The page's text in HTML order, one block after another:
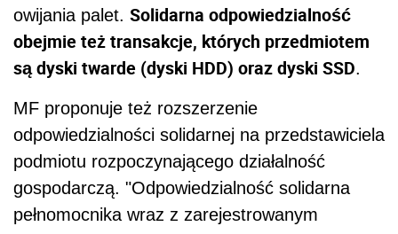
owijania palet. Solidarna odpowiedzialność
obejmie też transakcje, których przedmiotem
są dyski twarde (dyski HDD) oraz dyski SSD.
MF proponuje też rozszerzenie
odpowiedzialności solidarnej na przedstawiciela
podmiotu rozpoczynającego działalność
gospodarczą. "Odpowiedzialność solidarna
pełnomocnika wraz z zarejestrowanym